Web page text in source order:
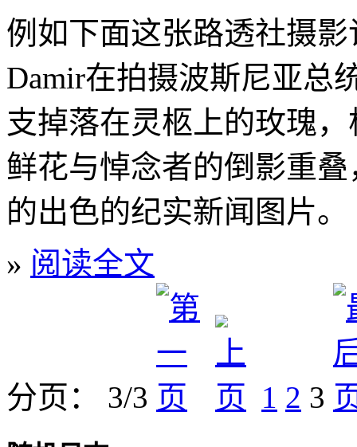
例如下面这张路透社摄影
Damir在拍摄波斯尼亚总
支掉落在灵柩上的玫瑰
鲜花与悼念者的倒影重
的出色的纪实新闻图片。
» 阅读全文
分页： 3/3 1 2 3